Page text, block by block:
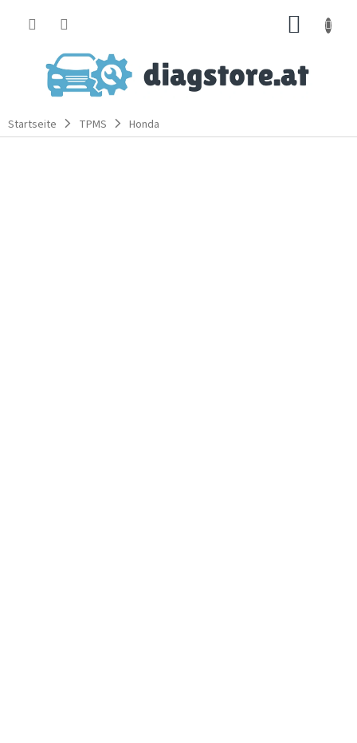
Startseite TPMS Honda